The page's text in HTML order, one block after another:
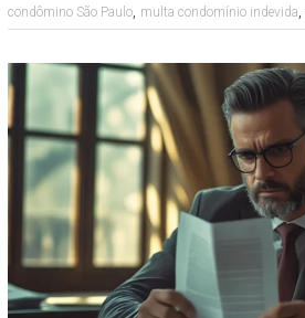
condômino São Paulo, multa condomínio indevida,